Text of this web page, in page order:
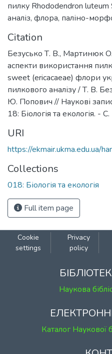
пилку Rhododendron
аналіз, флора, паліно-
Citation
Безусько Т. В., Мартинюк
аспекти використання
sweet (ericacaeae) флори
пилкового аналізу / Т. В.
Ю. Попович // Наукові
18: Біологія та екологія. -
URI
https://ekmair.ukma.edu.ua/
Collections
018: Біологія та екологія
Full item page
Cookie
settings
Privacy
policy
Наукова
Каталог